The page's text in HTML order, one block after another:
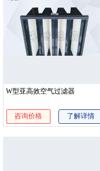
W型亚高效空气过滤器
咨询价格 了解详情